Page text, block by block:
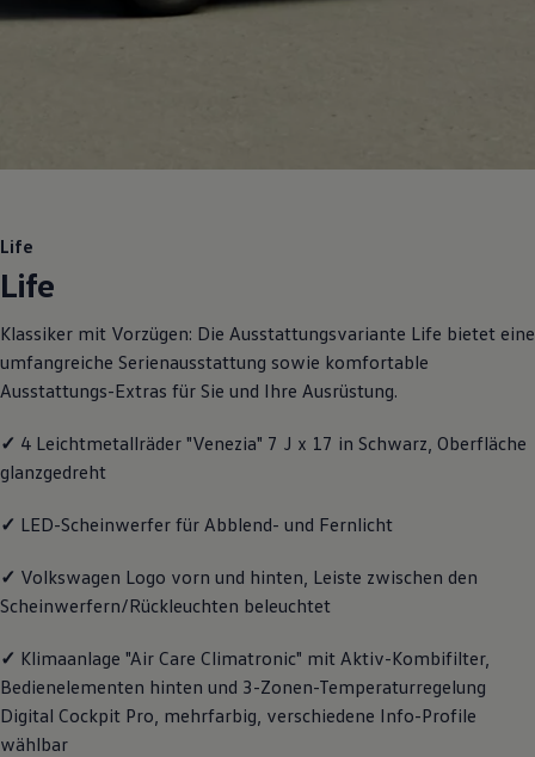
Motorenöl und Flüssigkeiten
Volkswagen Teile
Schutz und Pflege
Handy und Fahrzeug verbinden
Updates für Software, Karten und Radio
Über Ihr Auto
Vorgängermodelle
Volkswagen Kundenbetreuung
Digitale Betriebsanleitung
Live Beratung
Lifestyle
Transport
Familie
Volkswagen R
Pannen- und Unfallhilfe
Volkswagen Kundenbetreuung
Life
Life
Klassiker mit Vorzügen: Die Ausstattungsvariante Life bietet eine
umfangreiche Serienausstattung sowie komfortable
Ausstattungs-Extras für Sie und Ihre Ausrüstung.
✓ 4 Leichtmetallräder "Venezia" 7 J x 17 in Schwarz, Oberfläche
glanzgedreht
✓ LED-Scheinwerfer für Abblend- und Fernlicht
✓ Volkswagen Logo vorn und hinten, Leiste zwischen den
Scheinwerfern/Rückleuchten beleuchtet
✓ Klimaanlage "Air Care Climatronic" mit Aktiv-Kombifilter,
Bedienelementen hinten und 3-Zonen-Temperaturregelung
Digital Cockpit Pro, mehrfarbig, verschiedene Info-Profile
wählbar